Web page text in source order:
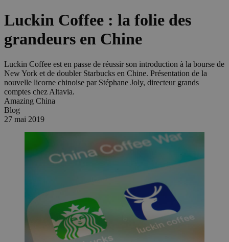
Luckin Coffee : la folie des
grandeurs en Chine
Luckin Coffee est en passe de réussir son introduction à la bourse de
New York et de doubler Starbucks en Chine. Présentation de la
nouvelle licorne chinoise par Stéphane Joly, directeur grands
comptes chez Altavia.
Amazing China
Blog
27 mai 2019